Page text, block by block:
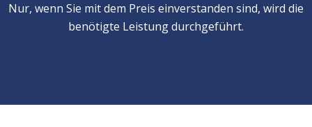
Nur, wenn Sie mit dem Preis einverstanden sind, wird die
benötigte Leistung durchgeführt.